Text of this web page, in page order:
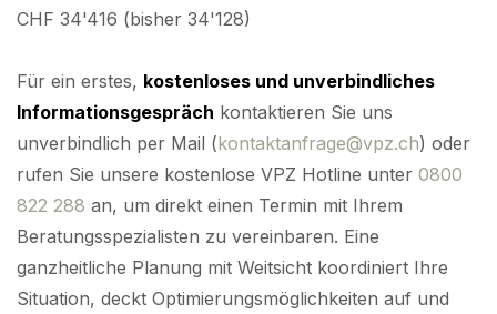
CHF 34'416 (bisher 34'128)
Für ein erstes, kostenloses und unverbindliches
Informationsgespräch kontaktieren Sie uns
unverbindlich per Mail (kontaktanfrage@vpz.ch) oder
rufen Sie unsere kostenlose VPZ Hotline unter 0800
822 288 an, um direkt einen Termin mit Ihrem
Beratungsspezialisten zu vereinbaren. Eine
ganzheitliche Planung mit Weitsicht koordiniert Ihre
Situation, deckt Optimierungsmöglichkeiten auf und